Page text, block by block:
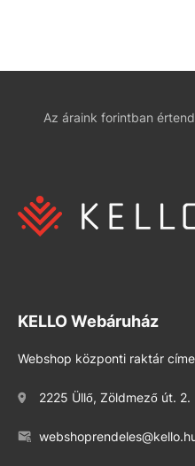
Az áraink forintban
KELLO Webáruház
Webshop központi raktár címe
2225 Üllő, Zöldmező út. 2.